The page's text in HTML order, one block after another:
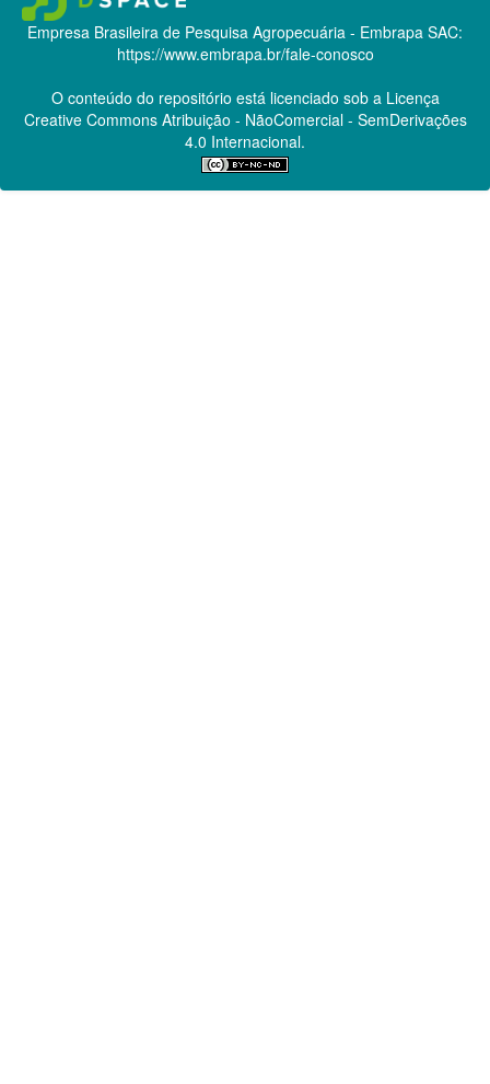
Empresa Brasileira de Pesquisa Agropecuária - Embrapa SAC:
https://www.embrapa.br/fale-conosco
O conteúdo do repositório está licenciado sob a Licença
Creative CommonsAtribuição - NãoComercial - SemDerivações
4.0 Internacional.